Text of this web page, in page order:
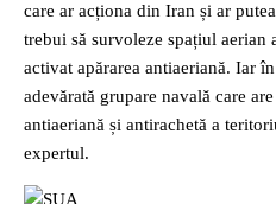
care ar acționa din Iran și ar
trebui să survoleze spațiul aerian
activat apărarea antiaeriană. Iar
adevărată grupare navală care
antiaeriană și antirachetă a
expertul.